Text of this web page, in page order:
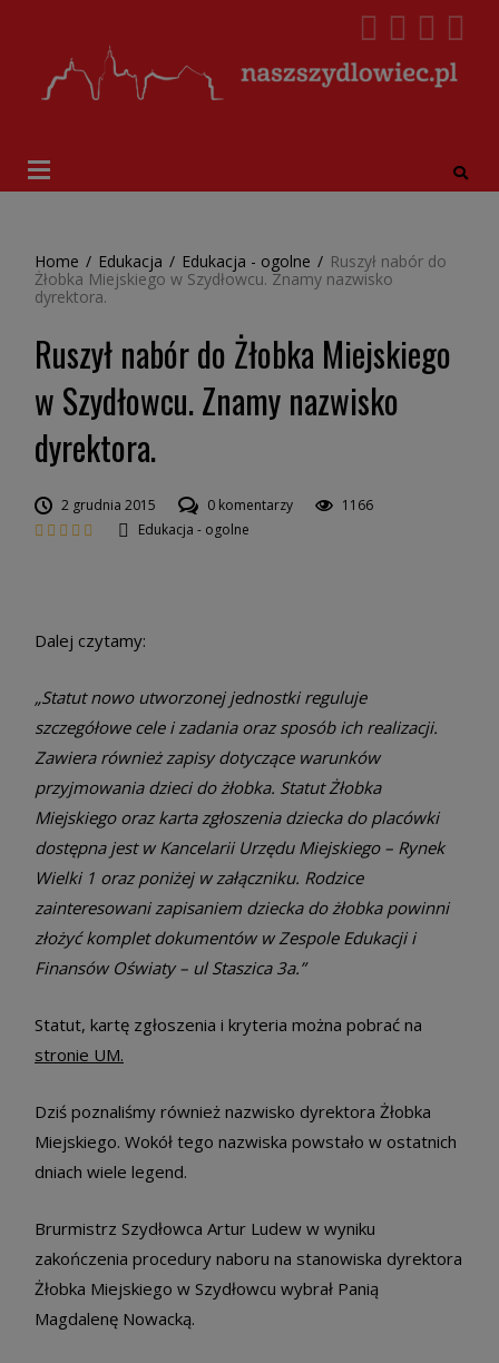
Home / Edukacja / Edukacja - ogolne / Ruszył nabór do
Żłobka Miejskiego w Szydłowcu. Znamy nazwisko
dyrektora.
Ruszył nabór do Żłobka Miejskiego
w Szydłowcu. Znamy nazwisko
dyrektora.
2 grudnia 2015 0 komentarzy
1166
Edukacja - ogolne
Dalej czytamy:
„Statut nowo utworzonej jednostki reguluje
szczegółowe cele i zadania oraz sposób ich realizacji.
Zawiera również zapisy dotyczące warunków
przyjmowania dzieci do żłobka. Statut Żłobka
Miejskiego oraz karta zgłoszenia dziecka do placówki
dostępna jest w Kancelarii Urzędu Miejskiego – Rynek
Wielki 1 oraz poniżej w załączniku. Rodzice
zainteresowani zapisaniem dziecka do żłobka powinni
złożyć komplet dokumentów w Zespole Edukacji i
Finansów Oświaty – ul Staszica 3a.”
Statut, kartę zgłoszenia i kryteria można pobrać na
stronie UM.
Dziś poznaliśmy również nazwisko dyrektora Żłobka
Miejskiego. Wokół tego nazwiska powstało w ostatnich
dniach wiele legend.
Brurmistrz Szydłowca Artur Ludew w wyniku
zakończenia procedury naboru na stanowiska dyrektora
Żłobka Miejskiego w Szydłowcu wybrał Panią
Magdalenę Nowacką.